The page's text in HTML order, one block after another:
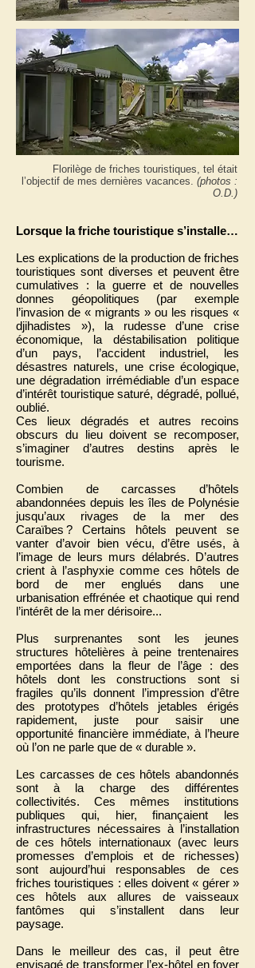
Florilège de friches touristiques, tel était
l’objectif de mes dernières vacances. (photos :
O.D.)
Lorsque la friche touristique s’installe…
Les explications de la production de friches
touristiques sont diverses et peuvent être
cumulatives : la guerre et de nouvelles
donnes géopolitiques (par exemple
l’invasion de « migrants » ou les risques «
djihadistes »), la rudesse d’une crise
économique, la déstabilisation politique
d’un pays, l’accident industriel, les
désastres naturels, une crise écologique,
une dégradation irrémédiable d’un espace
d’intérêt touristique saturé, dégradé, pollué,
oublié.
Ces lieux dégradés et autres recoins
obscurs du lieu doivent se recomposer,
s’imaginer d’autres destins après le
tourisme.
Combien de carcasses d’hôtels
abandonnées depuis les îles de Polynésie
jusqu’aux rivages de la mer des
Caraïbes ? Certains hôtels peuvent se
vanter d’avoir bien vécu, d’être usés, à
l’image de leurs murs délabrés. D’autres
crient à l’asphyxie comme ces hôtels de
bord de mer englués dans une
urbanisation effrénée et chaotique qui rend
l’intérêt de la mer dérisoire...
Plus surprenantes sont les jeunes
structures hôtelières à peine trentenaires
emportées dans la fleur de l’âge : des
hôtels dont les constructions sont si
fragiles qu’ils donnent l’impression d’être
des prototypes d’hôtels jetables érigés
rapidement, juste pour saisir une
opportunité financière immédiate, à l’heure
où l’on ne parle que de « durable ».
Les carcasses de ces hôtels abandonnés
sont à la charge des différentes
collectivités. Ces mêmes institutions
publiques qui, hier, finançaient les
infrastructures nécessaires à l’installation
de ces hôtels internationaux (avec leurs
promesses d’emplois et de richesses)
sont aujourd’hui responsables de ces
friches touristiques : elles doivent « gérer »
ces hôtels aux allures de vaisseaux
fantômes qui s’installent dans leur
paysage.
Dans le meilleur des cas, il peut être
envisagé de transformer l’ex-hôtel en foyer